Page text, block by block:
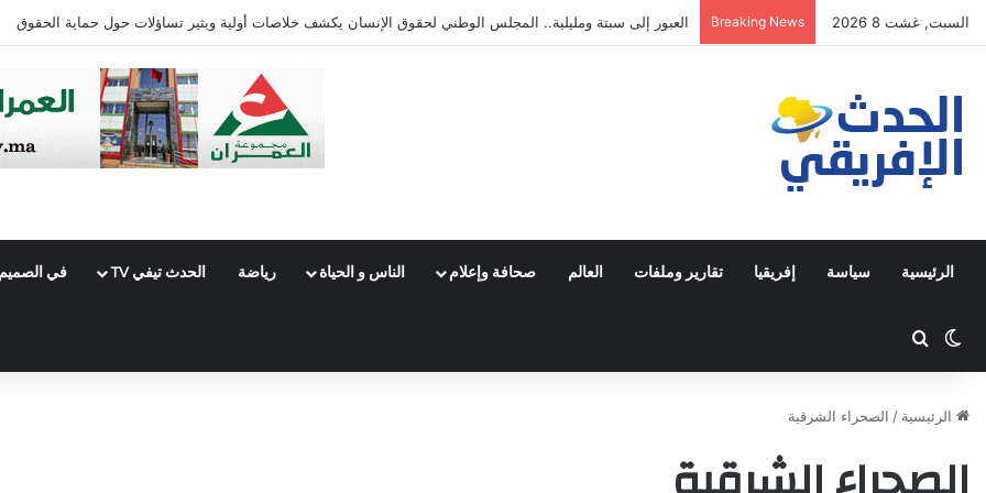
السبت, غشت 8 2026 Breaking News مصطفى لخصم يتجه للترشح في دائرة فاس الجنوبي
الرئيسية سياسة إفريقيا تقارير وملفات العالم صحافة وإعلام الناس و الحياة رياضة الحدث تيفي TV في الصميم
Switch skin
الرئيسية / الصحراء الشرقية